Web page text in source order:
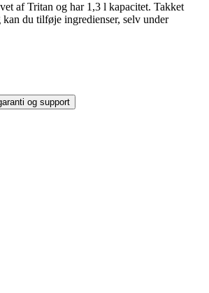
af Tritan og har 1,3 l kapacitet. Takket
du tilføje ingredienser, selv under
og support